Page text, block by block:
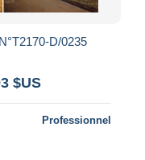
D/0235
$US
Professionnel